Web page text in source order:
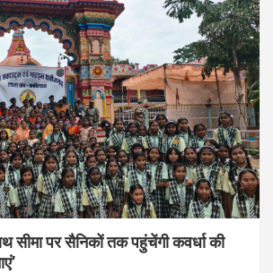
सीमा पर सैनिकों तक पहुंचेंगी कवर्धा की